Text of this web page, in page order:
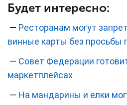
Будет интересно:
— Ресторанам могут
винные карты без просьбы
— Совет Федерации
маркетплейсах
— На мандарины и елки